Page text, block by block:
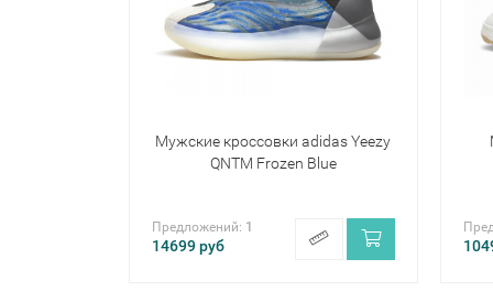
Мужские кроссовки adidas Yeezy
QNTM Frozen Blue
Предложений: 1
14699руб